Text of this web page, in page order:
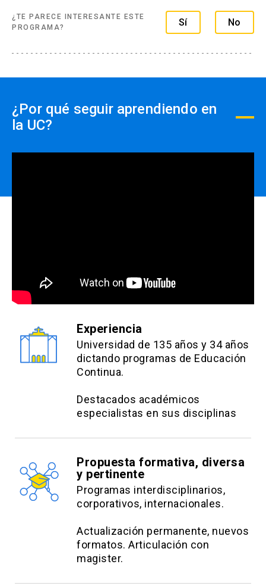
¿TE PARECE INTERESANTE ESTE
PROGRAMA?
Sí No
¿Por qué seguir aprendiendo en
la UC?
Experiencia
Universidad de 135 años y 34 años
dictando programas de Educación
Continua.
Destacados académicos
especialistas en sus disciplinas
Propuesta formativa, diversa
y pertinente
Programas interdisciplinarios,
corporativos, internacionales.
Actualización permanente, nuevos
formatos. Articulación con
magister.